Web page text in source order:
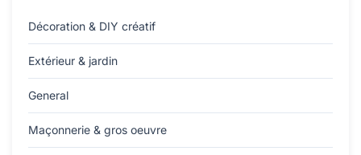
Décoration & DIY créatif
Extérieur & jardin
General
Maçonnerie & gros oeuvre